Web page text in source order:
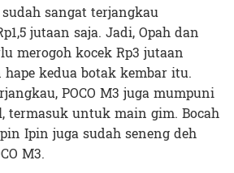
sudah sangat terjangkau
jutaan saja. Jadi, Opah dan
merogoh kocek Rp3 jutaan
kedua botak kembar itu.
POCO M3 juga mumpuni
termasuk untuk main gim. Bocah
Ipin juga sudah seneng deh
M3.